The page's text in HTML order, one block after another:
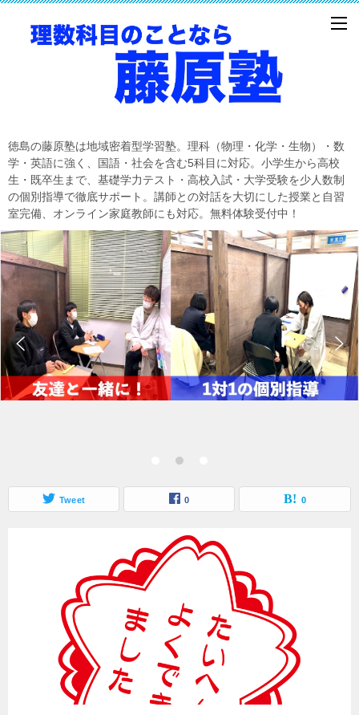
徳島の藤原塾は地域密着型学習塾。理科（物理・化学・生物）・数
学・英語に強く、国語・社会を含む5科目に対応。小学生から高校
生・既卒生まで、基礎学力テスト・高校入試・大学受験を少人数制
の個別指導で徹底サポート。講師との対話を大切にした授業と自習
室完備、オンライン家庭教師にも対応。無料体験受付中！
Tweet 0 0